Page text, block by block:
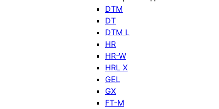
DTM
DT
DTM L
HR
HR-W
HRL X
GEL
GX
FT-M